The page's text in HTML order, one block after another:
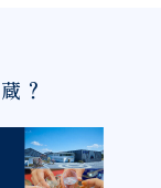
？